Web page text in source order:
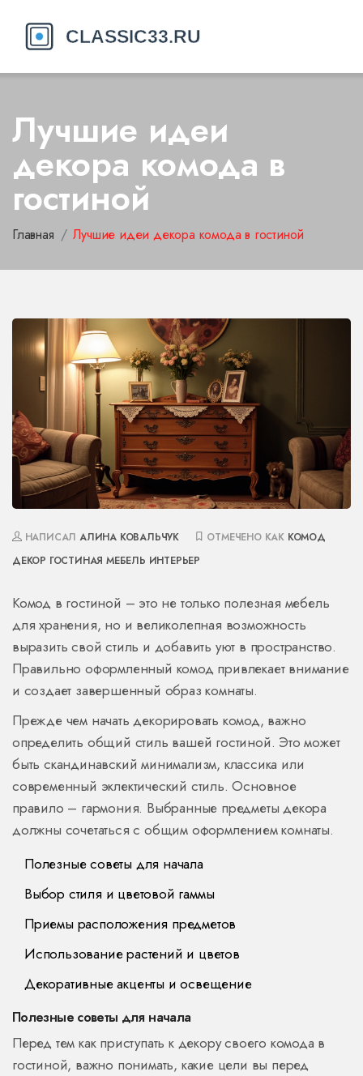
Лучшие идеи
декора комода в
гостиной
Главная Лучшие идеи декора комода в гостиной
НАПИСАЛАЛИНА КОВАЛЬЧУК ОТМЕЧЕНО КАК КОМОД
ДЕКОР ГОСТИНАЯ МЕБЕЛЬ ИНТЕРЬЕР
Комод в гостиной – это не только полезная мебель
для хранения, но и великолепная возможность
выразить свой стиль и добавить уют в пространство.
Правильно оформленный комод привлекает внимание
и создает завершенный образ комнаты.
Прежде чем начать декорировать комод, важно
определить общий стиль вашей гостиной. Это может
быть скандинавский минимализм, классика или
современный эклектический стиль. Основное
правило – гармония. Выбранные предметы декора
должны сочетаться с общим оформлением комнаты.
Полезные советы для начала
Выбор стиля и цветовой гаммы
Приемы расположения предметов
Использование растений и цветов
Декоративные акценты и освещение
Полезные советы для начала
Перед тем как приступать к декору своего комода в
гостиной, важно понимать, какие цели вы перед